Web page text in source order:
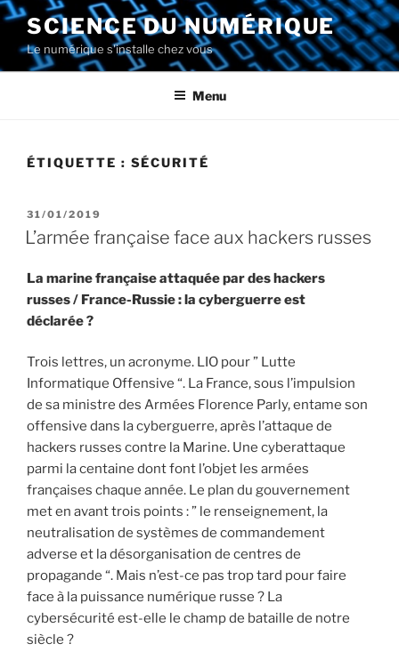
Aller
contenu
principal
SCIENCE DU NUMÉRIQUE
Le numérique s'installe chez vous
Menu
ÉTIQUETTE : SÉCURITÉ
PUBLIÉ
LE
31/01/2019
L’armée française face aux hackers russes
La marine française attaquée par des hackers
russes / France-Russie : la cyberguerre est
déclarée ?
Trois lettres, un acronyme. LIO pour ” Lutte
Informatique Offensive “. La France, sous l’impulsion
de sa ministre des Armées Florence Parly, entame son
offensive dans la cyberguerre, après l’attaque de
hackers russes contre la Marine. Une cyberattaque
parmi la centaine dont font l’objet les armées
françaises chaque année. Le plan du gouvernement
met en avant trois points : ” le renseignement, la
neutralisation de systèmes de commandement
adverse et la désorganisation de centres de
propagande “. Mais n’est-ce pas trop tard pour faire
face à la puissance numérique russe ? La
cybersécurité est-elle le champ de bataille de notre
siècle ?